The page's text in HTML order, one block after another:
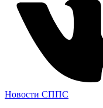
Новости СППС